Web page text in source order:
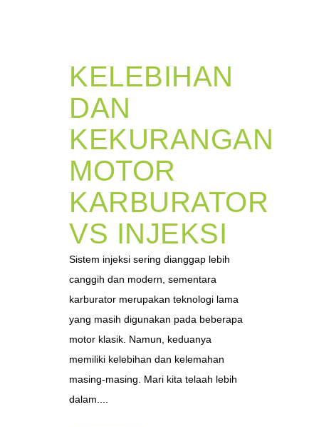
KELEBIHAN
DAN
KEKURANGAN
MOTOR
KARBURATOR
VS INJEKSI
Sistem injeksi sering dianggap lebih
canggih dan modern, sementara
karburator merupakan teknologi lama
yang masih digunakan pada beberapa
motor klasik. Namun, keduanya
memiliki kelebihan dan kelemahan
masing-masing. Mari kita telaah lebih
dalam....